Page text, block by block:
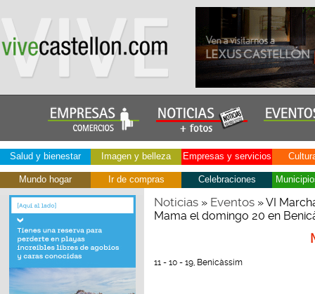
Salud y bienestar Imagen y belleza Empresas y servicios
Mundo hogar Ir de compras Celebraciones
Noticias» Eventos» VI
Mama el domingo 20 en
11 - 10 - 19, Benicàssim